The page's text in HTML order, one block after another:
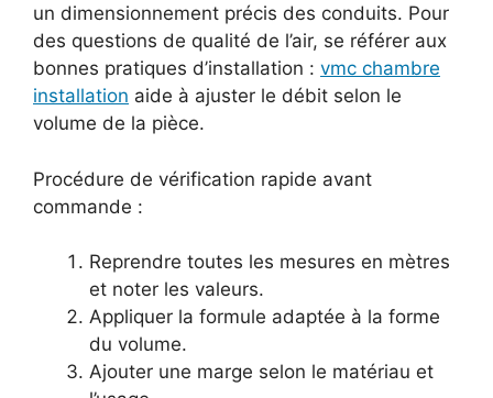
un dimensionnement précis des conduits. Pour
des questions de qualité de l’air, se référer aux
bonnes pratiques d’installation : vmc chambre
installation aide à ajuster le débit selon le
volume de la pièce.
Procédure de vérification rapide avant
commande :
Reprendre toutes les mesures en mètres
et noter les valeurs.
Appliquer la formule adaptée à la forme
du volume.
Ajouter une marge selon le matériau et